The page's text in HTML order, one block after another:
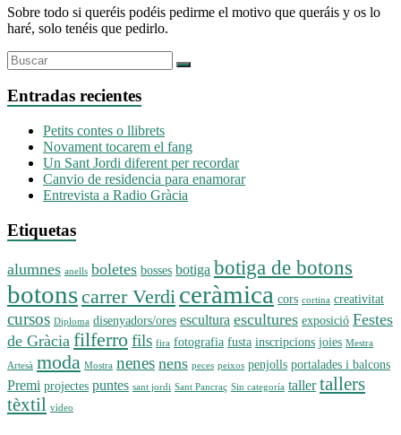
Sobre todo si queréis podéis pedirme el motivo que queráis y os lo
haré, solo tenéis que pedirlo.
Entradas recientes
Petits contes o llibrets
Novament tocarem el fang
Un Sant Jordi diferent per recordar
Canvio de residencia para enamorar
Entrevista a Radio Gràcia
Etiquetas
alumnes anells boletes bosses botiga botiga de botons
botonscarrer Verdi ceràmica cors cortina creativitat
cursos Diploma disenyadors/ores escultura escultures exposició Festes
de Gràcia filferrofils fira fotografia fusta inscripcions joies Mestra
Artesà moda Mostra nenes nens peces peixos penjolls portalades i balcons
Premi projectes puntes sant jordi Sant Pancraç Sin categoría taller tallers
tèxtil vìdeo